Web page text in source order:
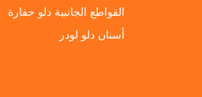
القواطع الجانبية دلو حفارة
أسنان دلو لودر